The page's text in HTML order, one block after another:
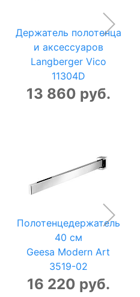
Держатель полотенца
и аксессуаров
Langberger Vico
11304D
13 860 руб.
Полотенцедержатель
40 см
Geesa Modern Art
3519-02
16 220 руб.